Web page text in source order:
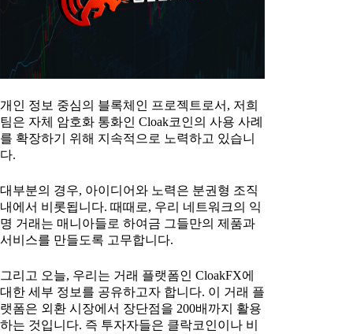
개인 정보 중심의 블록체인 프로젝트로서, 저희
팀은 자체 암호화 통화인 Cloak코인의 사용 사례
를 확장하기 위해 지속적으로 노력하고 있습니
다.
대부분의 경우, 아이디어와 노력은 분권형 조직
내에서 비롯됩니다. 때때로, 우리 네트워크의 익
명 거래는 매니아들로 하여금 그들만의 제품과
서비스를 만들도록 고무합니다.
그리고 오늘, 우리는 거래 플랫폼인 CloakFX에
대한 세부 정보를 공유하고자 합니다. 이 거래 플
랫폼은 외환 시장에서 장단점을 200배까지 활용
하는 것입니다. 즉 투자자들은 클락코인이나 비